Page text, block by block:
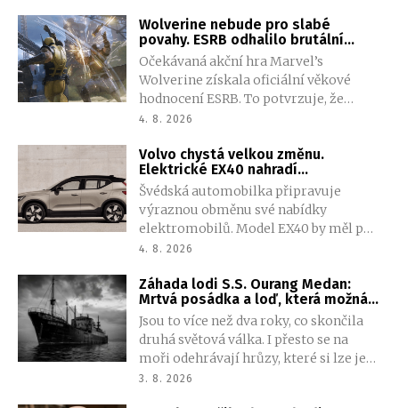
lidí zemřelo a desítky jich utrpěly
vážná zranění. Mnoho lidí skončilo ve
svěrací kazajce. Takzvaný „incident
s prokletým chlebem“ nikdy nebyl
spolehlivě vysvětlen.
Wolverine nebude pro slabé
povahy. ESRB odhalilo brutální
násilí i nečekanou nahotu
Očekávaná akční hra Marvel’s
Wolverine získala oficiální věkové
hodnocení ESRB. To potvrzuje, že
studio Insomniac Games vsadilo na
mutanta. Hráče čeká brutální násilí,
krev, vulgarismy i několik scén s
částečnou nahotou.
4. 8. 2026
Volvo chystá velkou změnu.
Elektrické EX40 nahradí
prostornější a dostupnější SUV
Švédská automobilka připravuje
výraznou obměnu své nabídky
elektromobilů. Model EX40 by měl po
skončení výroby nahradit zcela nový
více prostoru, modernější techniku i
nižší cenu. Na trh má dorazit v roce
2027.
4. 8. 2026
Záhada lodi S.S. Ourang Medan:
Mrtvá posádka a loď, která možná
nikdy neexistovala
Jsou to více než dva roky, co skončila
druhá světová válka. I přesto se na
moři odehrávají hrůzy, které si lze jen
stěží představit. Plavidlo ve
3. 8. 2026